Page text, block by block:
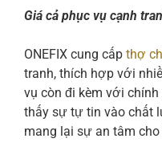
Giá cả phục vụ cạnh
ONEFIX cung cấp thợ
tranh, thích hợp với
vụ còn đi kèm với
thấy sự tự tin vào chất
mang lại sự an tâm